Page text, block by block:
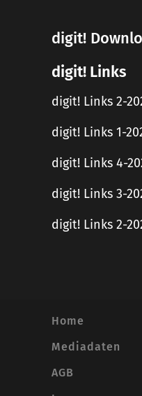
digit!
digit! Links
digit! Links 2-
digit! Links 1-
digit! Links 4-
digit! Links 3-
digit! Links 2-
Home
Mediadaten
AGB